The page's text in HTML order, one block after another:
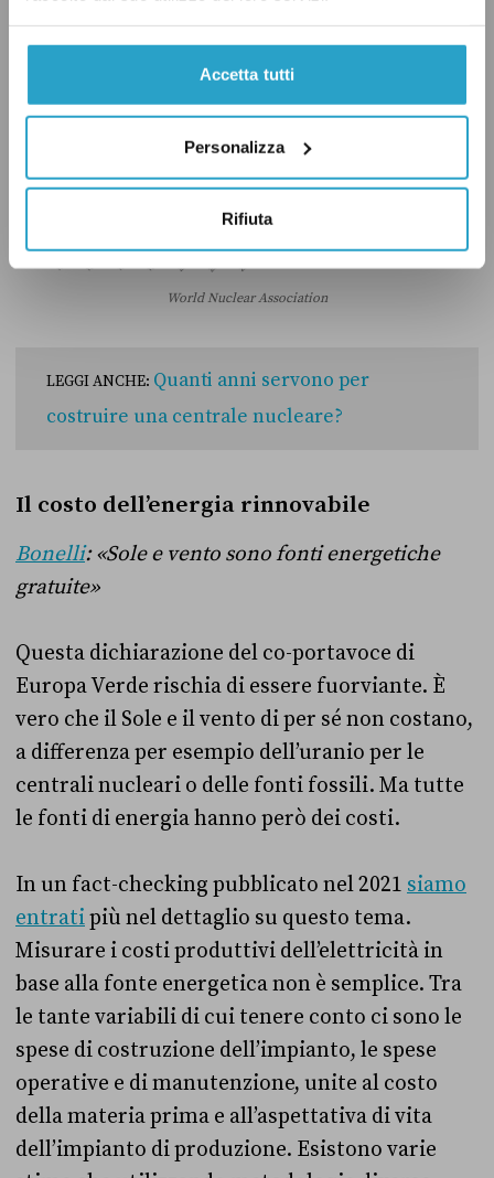
Accetta tutti
Personalizza
Rifiuta
World Nuclear Association
LEGGI ANCHE: Quanti anni servono per
costruire una centrale nucleare?
Il costo dell’energia rinnovabile
Bonelli: «Sole e vento sono fonti energetiche
gratuite»
Questa dichiarazione del co-portavoce di
Europa Verde rischia di essere fuorviante. È
vero che il Sole e il vento di per sé non costano,
a differenza per esempio dell’uranio per le
centrali nucleari o delle fonti fossili. Ma tutte
le fonti di energia hanno però dei costi.
In un fact-checking pubblicato nel 2021 siamo
entratipiù nel dettaglio su questo tema.
Misurare i costi produttivi dell’elettricità in
base alla fonte energetica non è semplice. Tra
le tante variabili di cui tenere conto ci sono le
spese di costruzione dell’impianto, le spese
operative e di manutenzione, unite al costo
della materia prima e all’aspettativa di vita
dell’impianto di produzione. Esistono varie